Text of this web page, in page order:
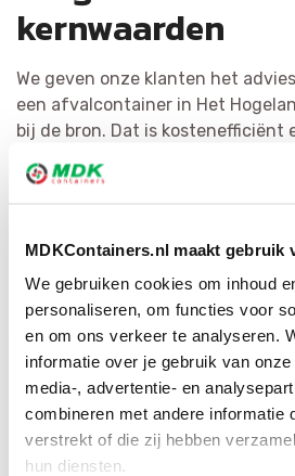
MDKContainers.nl maakt gebruik
We gebruiken cookies om inhoud
personaliseren, om functies voor
en om ons verkeer te analyseren.
informatie over je gebruik van
media-, advertentie- en
combineren met andere informatie
verstrekt of die zij hebben
hun diensten.
kernwaarden
We geven onze klanten het
een afvalcontainer in Het
bij de bron. Dat is kostenefficiënt
hoogwaardige grondstoffen op.
is voor MDK Containers erg
Door ons brede netwerk hebben
de juiste bestemming.